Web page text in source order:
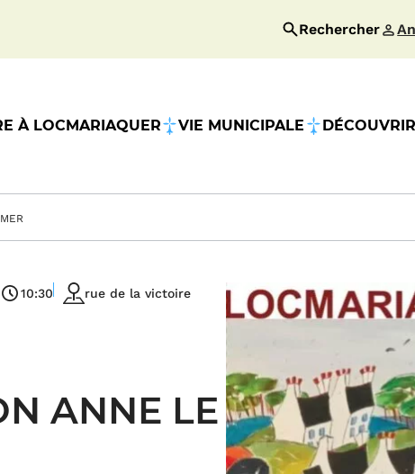
Rechercher
À LOCMARIAQUER VIE MUNICIPALE
ANNE LE
Horaires
10:30 Lieurue de la victoire